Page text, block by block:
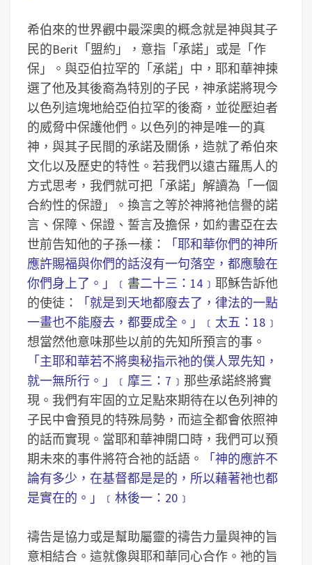
希伯來的世界觀中最深奧的概念就是神與其子
民的Berit「盟約」，意指「承諾」或是「作
保」。與亞伯拉罕的「承諾」中，耶和華神揀
選了他及其後裔為特別的子民，神承諾將現今
以色列這塊地給亞伯拉罕的後裔，並從壓迫者
的威脅中保護他們。以色列的神是唯一的真
神，與其子民間的承諾及關係，造就了希伯來
文化以及歷史的特性。若我們以遠古羅馬人的
方式思考，我們就可把「承諾」解讀為「一個
合約性的保證」。換言之等於神將祂信譽的諾
言、保障、保證、誓言及擔保，如約書亞在去
世前告知他的子孫一樣：
「耶和華你們的神所
應許賜福與你們的話沒有一句落空，都應驗在
你們身上了。」﹝書二十三：14﹞ 耶穌告訴他
的使徒：
「就是到天地都廢去了，律法的一點
一畫也不能廢去，都要成全。」﹝太五：18﹞
想當然他意味那些以前的先知所預言的事。
「主耶和華若不將奧秘指示祂的僕人眾先知，
就一無所行。」﹝摩三：7﹞ 那些承諾終將實
現。我們有牢固的立足點來期待在以色列神的
子民中會預見的特殊局勢，而這全都會依照神
的話而實現。當耶和華神開口時，我們可以預
期未來的事件將符合祂的話語。
「神的應許不
論有多少，在基督都是是的，所以藉著祂也都
是實在的。」﹝林後一：20﹞
禱告是協力或是幫助屬靈的禱告力量與神的旨
意相結合。這就像與耶和華同心合作。祂的旨